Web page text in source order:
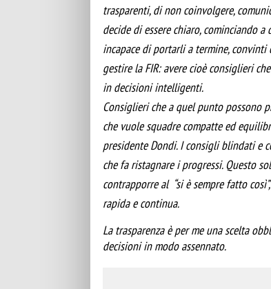
trasparenti, di non coinvolgere,
decide di essere chiaro, cominciando
incapace di portarli a termine,
gestire la FIR: avere cioè consiglieri
in decisioni intelligenti.
Consiglieri che a quel punto possono
che vuole squadre compatte ed
presidente Dondi. I consigli blindati e
che fa ristagnare i progressi. Questo
contrapporre al “si è sempre fatto
rapida e continua.
La trasparenza è per me una scelta
decisioni in modo assennato.